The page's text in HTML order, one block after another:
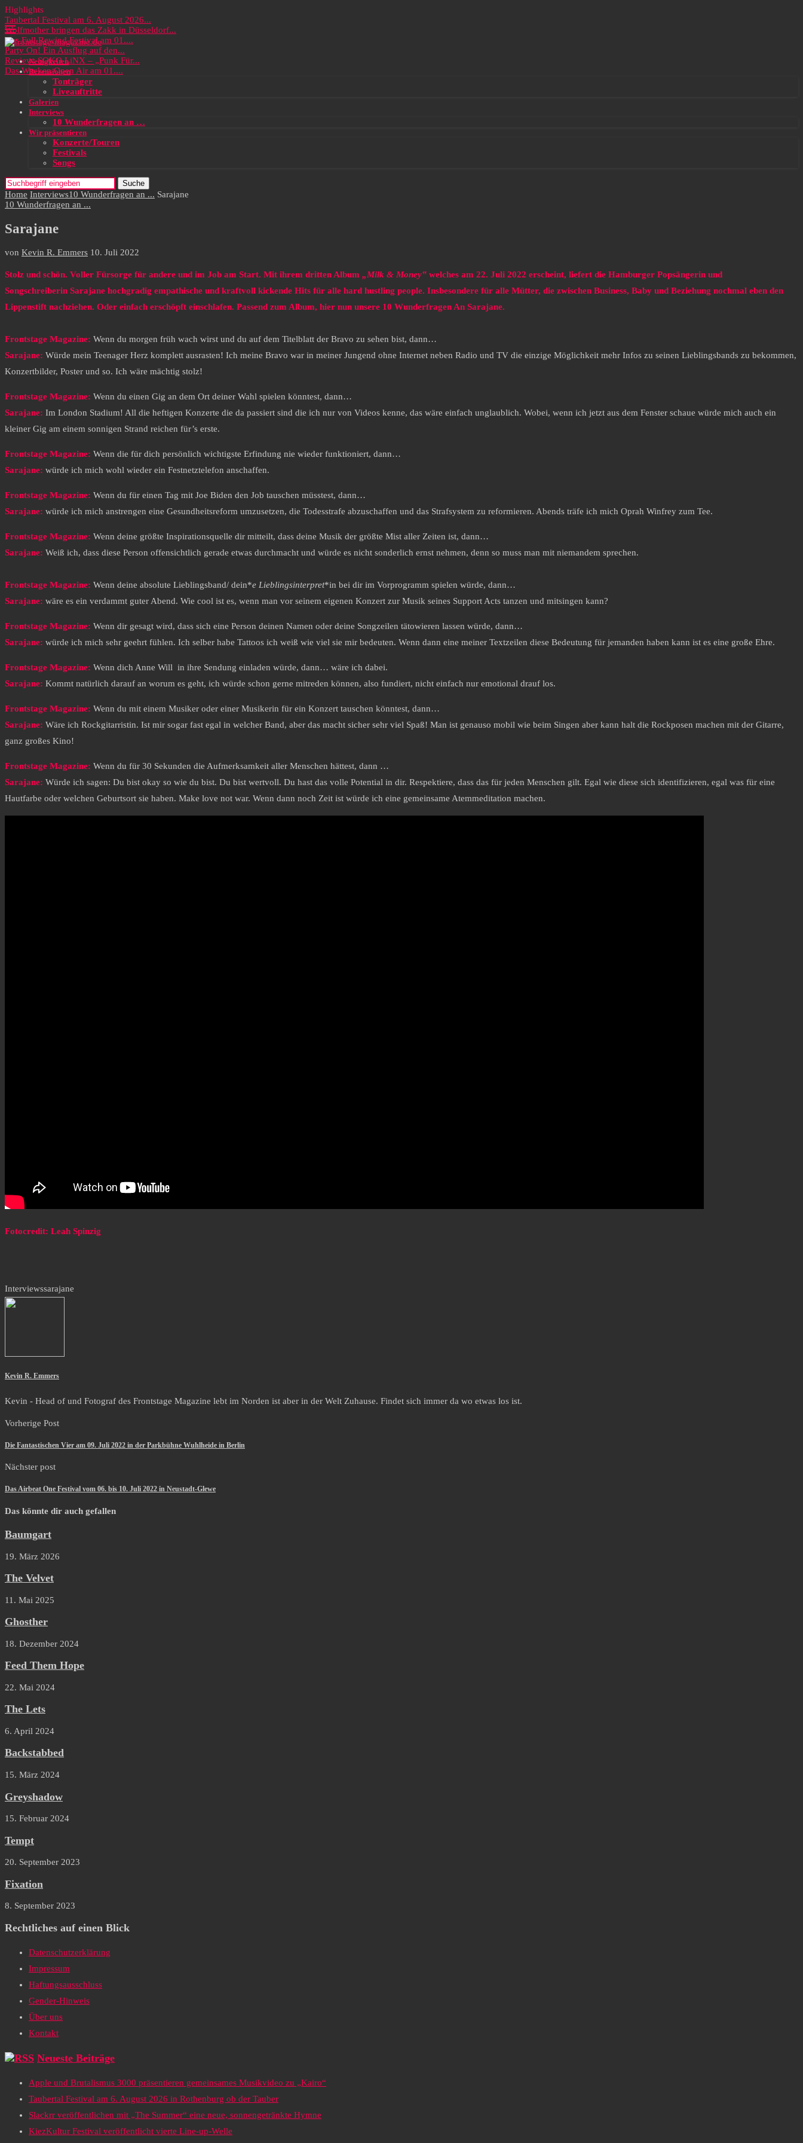
Highlights
Taubertal Festival am 6. August 2026...
Wolfmother bringen das Zakk in Düsseldorf...
Das Full Rewind Festival am 01....
Party On! Ein Ausflug auf den...
Review: SOKO LiNX – „Punk Für...
Das Wacken Open Air am 01....
Neuigkeiten
Rezensionen
Tonträger
Liveauftritte
Galerien
Interviews
10 Wunderfragen an …
Wir präsentieren
Konzerte/Touren
Festivals
Songs
Suche
Home Interviews10 Wunderfragen an ... Sarajane
10 Wunderfragen an ...
Sarajane
von Kevin R. Emmers 10. Juli 2022
Stolz und schön. Voller Fürsorge für andere und im Job am Start. Mit ihrem dritten Album „Milk & Money‟ welches am 22. Juli 2022 erscheint, liefert die Hamburger Popsängerin und
Songschreiberin Sarajane hochgradig empathische und kraftvoll kickende Hits für alle hard hustling people. Insbesondere für alle Mütter, die zwischen Business, Baby und Beziehung nochmal eben den
Lippenstift nachziehen. Oder einfach erschöpft einschlafen. Passend zum Album, hier nun unsere 10 Wunderfragen An Sarajane.
Frontstage Magazine: Wenn du morgen früh wach wirst und du auf dem Titelblatt der Bravo zu sehen bist, dann…
Sarajane: Würde mein Teenager Herz komplett ausrasten! Ich meine Bravo war in meiner Jungend ohne Internet neben Radio und TV die einzige Möglichkeit mehr Infos zu seinen Lieblingsbands zu bekommen,
Konzertbilder, Poster und so. Ich wäre mächtig stolz!
Frontstage Magazine: Wenn du einen Gig an dem Ort deiner Wahl spielen könntest, dann…
Sarajane: Im London Stadium! All die heftigen Konzerte die da passiert sind die ich nur von Videos kenne, das wäre einfach unglaublich. Wobei, wenn ich jetzt aus dem Fenster schaue würde mich auch ein
kleiner Gig am einem sonnigen Strand reichen für’s erste.
Frontstage Magazine: Wenn die für dich persönlich wichtigste Erfindung nie wieder funktioniert, dann…
Sarajane: würde ich mich wohl wieder ein Festnetztelefon anschaffen.
Frontstage Magazine: Wenn du für einen Tag mit Joe Biden den Job tauschen müsstest, dann…
Sarajane: würde ich mich anstrengen eine Gesundheitsreform umzusetzen, die Todesstrafe abzuschaffen und das Strafsystem zu reformieren. Abends träfe ich mich Oprah Winfrey zum Tee.
Frontstage Magazine: Wenn deine größte Inspirationsquelle dir mitteilt, dass deine Musik der größte Mist aller Zeiten ist, dann…
Sarajane: Weiß ich, dass diese Person offensichtlich gerade etwas durchmacht und würde es nicht sonderlich ernst nehmen, denn so muss man mit niemandem sprechen.
Frontstage Magazine: Wenn deine absolute Lieblingsband/ dein*e Lieblingsinterpret*in bei dir im Vorprogramm spielen würde, dann…
Sarajane: wäre es ein verdammt guter Abend. Wie cool ist es, wenn man vor seinem eigenen Konzert zur Musik seines Support Acts tanzen und mitsingen kann?
Frontstage Magazine: Wenn dir gesagt wird, dass sich eine Person deinen Namen oder deine Songzeilen tätowieren lassen würde, dann…
Sarajane: würde ich mich sehr geehrt fühlen. Ich selber habe Tattoos ich weiß wie viel sie mir bedeuten. Wenn dann eine meiner Textzeilen diese Bedeutung für jemanden haben kann ist es eine große Ehre.
Frontstage Magazine: Wenn dich Anne Will in ihre Sendung einladen würde, dann… wäre ich dabei.
Sarajane: Kommt natürlich darauf an worum es geht, ich würde schon gerne mitreden können, also fundiert, nicht einfach nur emotional drauf los.
Frontstage Magazine: Wenn du mit einem Musiker oder einer Musikerin für ein Konzert tauschen könntest, dann…
Sarajane: Wäre ich Rockgitarristin. Ist mir sogar fast egal in welcher Band, aber das macht sicher sehr viel Spaß! Man ist genauso mobil wie beim Singen aber kann halt die Rockposen machen mit der Gitarre,
ganz großes Kino!
Frontstage Magazine: Wenn du für 30 Sekunden die Aufmerksamkeit aller Menschen hättest, dann …
Sarajane: Würde ich sagen: Du bist okay so wie du bist. Du bist wertvoll. Du hast das volle Potential in dir. Respektiere, dass das für jeden Menschen gilt. Egal wie diese sich identifizieren, egal was für eine
Hautfarbe oder welchen Geburtsort sie haben. Make love not war. Wenn dann noch Zeit ist würde ich eine gemeinsame Atemmeditation machen.
Fotocredit: Leah Spinzig
Interviewssarajane
Kevin R. Emmers
Kevin - Head of und Fotograf des Frontstage Magazine lebt im Norden ist aber in der Welt Zuhause. Findet sich immer da wo etwas los ist.
Vorherige Post
Die Fantastischen Vier am 09. Juli 2022 in der Parkbühne Wuhlheide in Berlin
Nächster post
Das Airbeat One Festival vom 06. bis 10. Juli 2022 in Neustadt-Glewe
Das könnte dir auch gefallen
Baumgart
19. März 2026
The Velvet
11. Mai 2025
Ghosther
18. Dezember 2024
Feed Them Hope
22. Mai 2024
The Lets
6. April 2024
Backstabbed
15. März 2024
Greyshadow
15. Februar 2024
Tempt
20. September 2023
Fixation
8. September 2023
Rechtliches auf einen Blick
Datenschutzerklärung
Impressum
Haftungsausschluss
Gender-Hinweis
Über uns
Kontakt
Neueste Beiträge
Apple und Brutalismus 3000 präsentieren gemeinsames Musikvideo zu „Kairo“
Taubertal Festival am 6. August 2026 in Rothenburg ob der Tauber
Slackrr veröffentlichen mit „The Summer“ eine neue, sonnengetränkte Hymne
KiezKultur Festival veröffentlicht vierte Line-up-Welle